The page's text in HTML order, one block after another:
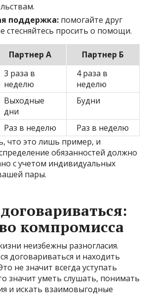
поддержка: помогайте друг
стесняйтесь просить о помощи.
Партнер А
Партнер Б
3 раза в
неделю
4 раза в
неделю
Выходные
дни
Будни
Раз в неделю
Раз в неделю
что это лишь пример, и
обязанностей должно
с учетом индивидуальных
пары.
компромисса
неизбежны разногласия.
договариваться и находить
не значит всегда уступать
значит уметь слушать, понимать
и искать взаимовыгодные